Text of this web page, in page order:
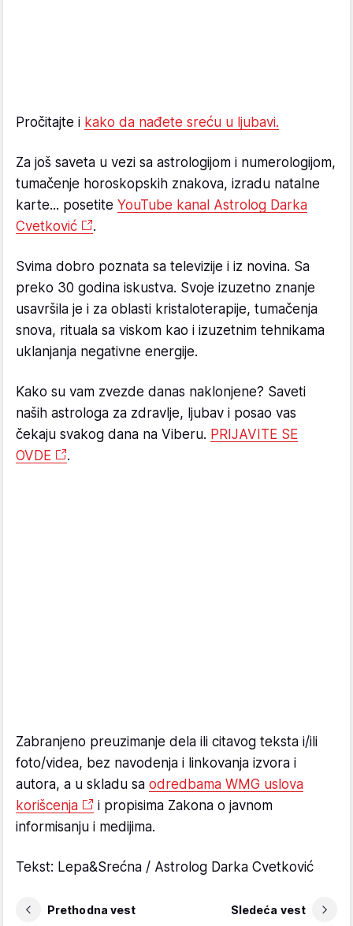
Pročitajte i kako da nađete sreću u ljubavi.
Za još saveta u vezi sa astrologijom i numerologijom,
tumačenje horoskopskih znakova, izradu natalne
karte... posetite YouTube kanal Astrolog Darka
Cvetković
.
Svima dobro poznata sa televizije i iz novina. Sa
preko 30 godina iskustva. Svoje izuzetno znanje
usavršila je i za oblasti kristaloterapije, tumačenja
snova, rituala sa viskom kao i izuzetnim tehnikama
uklanjanja negativne energije.
Kako su vam zvezde danas naklonjene? Saveti
naših astrologa za zdravlje, ljubav i posao vas
čekaju svakog dana na Viberu. PRIJAVITE SE
OVDE
.
Zabranjeno preuzimanje dela ili citavog teksta i/ili
foto/videa, bez navodenja i linkovanja izvora i
autora, a u skladu sa odredbama WMG uslova
korišcenja
i propisima Zakona o javnom
informisanju i medijima.
Tekst: Lepa&Srećna / Astrolog Darka Cvetković
Prethodna vest Sledeća vest